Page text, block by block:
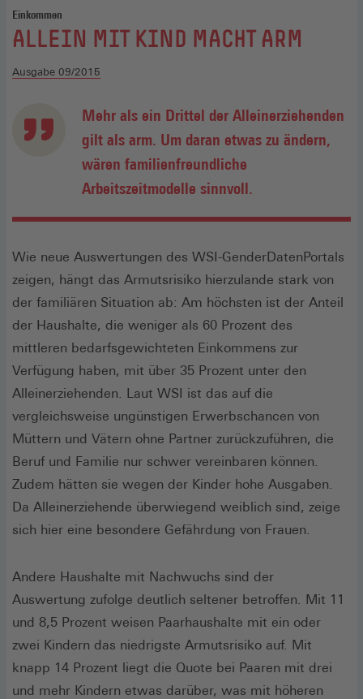
Einkommen
:
ALLEIN MIT KIND MACHT ARM
Ausgabe 09/2015
Mehr als ein Drittel der Alleinerziehenden
gilt als arm. Um daran etwas zu ändern,
wären familienfreundliche
Arbeitszeitmodelle sinnvoll.
Wie neue Auswertungen des WSI-GenderDatenPortals
zeigen, hängt das Armutsrisiko hierzulande stark von
der familiären Situation ab: Am höchsten ist der Anteil
der Haushalte, die weniger als 60 Prozent des
mittleren bedarfsgewichteten Einkommens zur
Verfügung haben, mit über 35 Prozent unter den
Alleinerziehenden. Laut WSI ist das auf die
vergleichsweise ungünstigen Erwerbschancen von
Müttern und Vätern ohne Partner zurückzuführen, die
Beruf und Familie nur schwer vereinbaren können.
Zudem hätten sie wegen der Kinder hohe Ausgaben.
Da Alleinerziehende überwiegend weiblich sind, zeige
sich hier eine besondere Gefährdung von Frauen.
Andere Haushalte mit Nachwuchs sind der
Auswertung zufolge deutlich seltener betroffen. Mit 11
und 8,5 Prozent weisen Paarhaushalte mit ein oder
zwei Kindern das niedrigste Armutsrisiko auf. Mit
knapp 14 Prozent liegt die Quote bei Paaren mit drei
und mehr Kindern etwas darüber, was mit höheren